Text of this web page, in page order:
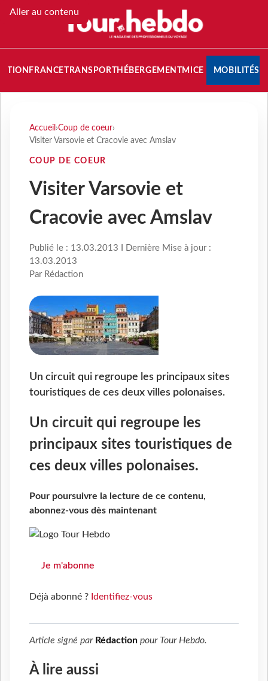
Aller au contenu
FRANCETRANSPORT HÉBERGEMENTMICE MOBILITÉS
Accueil ›Coup de coeur›
Visiter Varsovie et Cracovie avec Amslav
COUP DE COEUR
Visiter Varsovie et
Cracovie avec Amslav
Publié le : 13.03.2013 I Dernière Mise à jour :
13.03.2013
Par Rédaction
Un circuit qui regroupe les principaux sites
touristiques de ces deux villes polonaises.
Un circuit qui regroupe les
principaux sites touristiques de
ces deux villes polonaises.
Pour poursuivre la lecture de ce contenu,
abonnez-vous dès maintenant
Je m'abonne
Déjà abonné ? Identifiez-vous
Article signé par Rédaction pour Tour Hebdo.
À lire aussi